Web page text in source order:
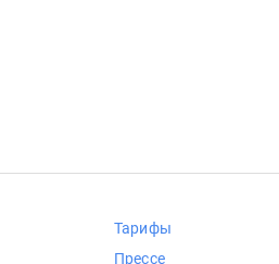
Тарифы
Прессе